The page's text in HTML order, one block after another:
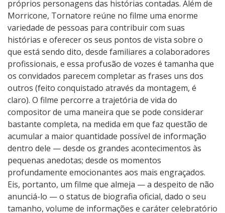
próprios personagens das histórias contadas. Além de
Morricone, Tornatore reúne no filme uma enorme
variedade de pessoas para contribuir com suas
histórias e oferecer os seus pontos de vista sobre o
que está sendo dito, desde familiares a colaboradores
profissionais, e essa profusão de vozes é tamanha que
os convidados parecem completar as frases uns dos
outros (feito conquistado através da montagem, é
claro). O filme percorre a trajetória de vida do
compositor de uma maneira que se pode considerar
bastante completa, na medida em que faz questão de
acumular a maior quantidade possível de informação
dentro dele — desde os grandes acontecimentos às
pequenas anedotas; desde os momentos
profundamente emocionantes aos mais engraçados.
Eis, portanto, um filme que almeja — a despeito de não
anunciá-lo — o status de biografia oficial, dado o seu
tamanho, volume de informações e caráter celebratório